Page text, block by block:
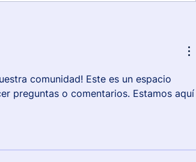
comunidad! Este es un espacio
preguntas o comentarios. Estamos aquí